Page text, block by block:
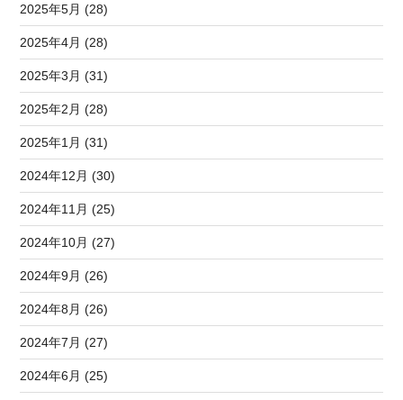
2025年5月 (28)
2025年4月 (28)
2025年3月 (31)
2025年2月 (28)
2025年1月 (31)
2024年12月 (30)
2024年11月 (25)
2024年10月 (27)
2024年9月 (26)
2024年8月 (26)
2024年7月 (27)
2024年6月 (25)